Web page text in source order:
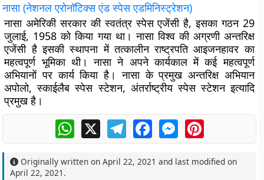
नासा (नेशनल एरोनॉटिक्स एंड स्पेस एडमिनिस्ट्रेशन)
नासा अमेरिकी सरकार की स्वतंत्र स्पेस एजेंसी है, इसका गठन 29
जुलाई, 1958 को किया गया था। नासा विश्व की अग्रणी अन्तरिक्ष
एजेंसी है इसकी स्थापना में तत्कालीन राष्ट्रपति आइजनहावर का
महत्वपूर्ण भूमिका थी। नासा ने अपने कार्यकाल में कई महत्वपूर्ण
अभियानों पर कार्य किया है। नासा के प्रमुख अन्तरिक्ष अभियान
अपोलो, स्काईलैब स्पेस स्टेशन, अंतर्राष्ट्रीय स्पेस स्टेशन इत्यादि
प्रमुख है।
WhatsApp
X TelegramFacebookMessengerPinterest
Originally written onApril 22, 2021 and last modified on
April 22, 2021 .